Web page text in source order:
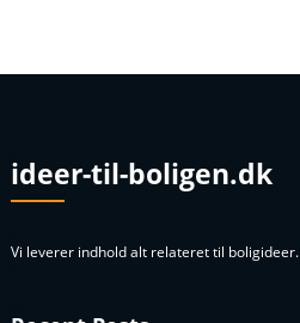
ideer-til-boligen.dk
Vi leverer indhold alt relateret til boligideer.